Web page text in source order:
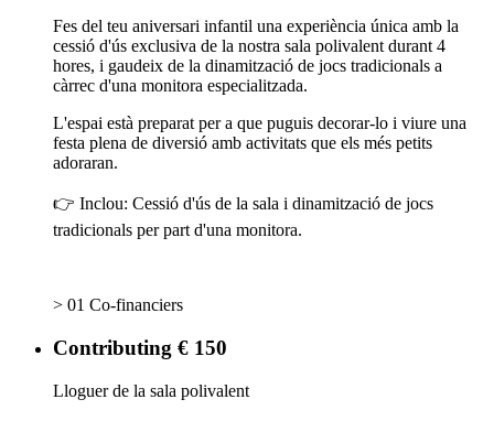
Fes del teu aniversari infantil una experiència única amb la
cessió d'ús exclusiva de la nostra sala polivalent durant 4
hores, i gaudeix de la dinamització de jocs tradicionals a
càrrec d'una monitora especialitzada.
L'espai està preparat per a que puguis decorar-lo i viure una
festa plena de diversió amb activitats que els més petits
adoraran.
👉 Inclou: Cessió d'ús de la sala i dinamització de jocs
tradicionals per part d'una monitora.
> 01 Co-financiers
Contributing € 150
Lloguer de la sala polivalent